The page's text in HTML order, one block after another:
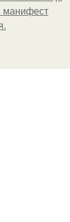
манифест